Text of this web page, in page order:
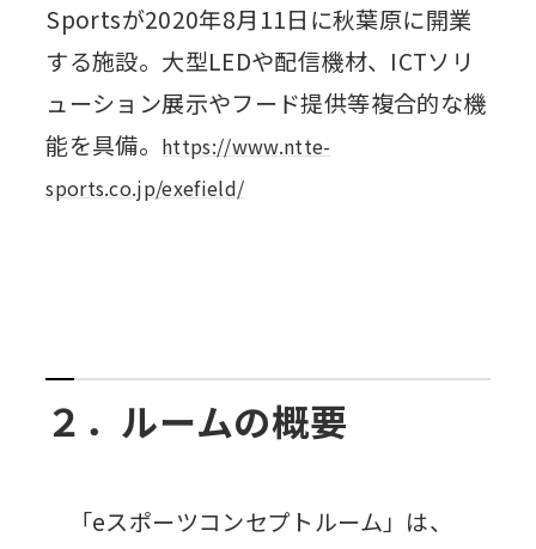
Sportsが2020年8月11日に秋葉原に開業
する施設。大型LEDや配信機材、ICTソリ
ューション展示やフード提供等複合的な機
能を具備。 https://www.ntte-
sports.co.jp/exefield/
２．ルームの概要
「eスポーツコンセプトルーム」は、